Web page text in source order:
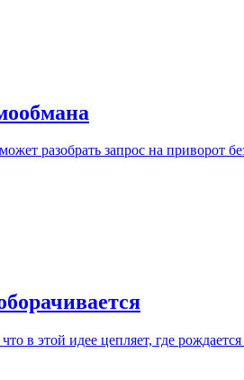
разобрать запрос на приворот
в этой идее цепляет, где